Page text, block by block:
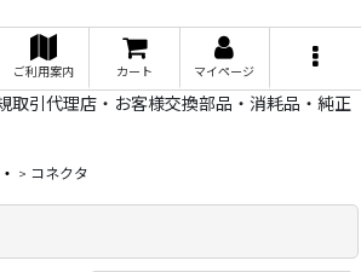
ご利用案内 カート マイページ
取引代理店・お客様交換部品・消耗品・純正
> コネクタ